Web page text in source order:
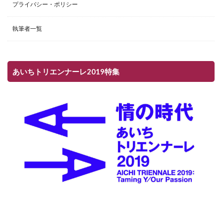
プライバシー・ポリシー
執筆者一覧
あいちトリエンナーレ2019特集